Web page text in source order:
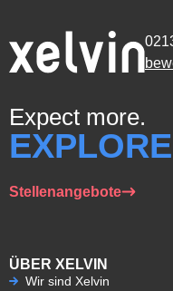
Expect more.
Stellenangebote
ÜBER XELVIN
Wir sind Xelvin